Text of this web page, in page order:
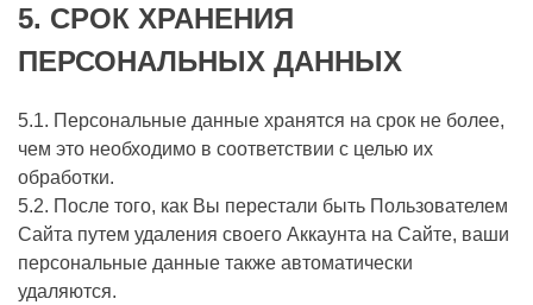
5. СРОК ХРАНЕНИЯ
ПЕРСОНАЛЬНЫХ ДАННЫХ
5.1. Персональные данные хранятся на срок не более,
чем это необходимо в соответствии с целью их
обработки.
5.2. После того, как Вы перестали быть Пользователем
Сайта путем удаления своего Аккаунта на Сайте, ваши
персональные данные также автоматически
удаляются.